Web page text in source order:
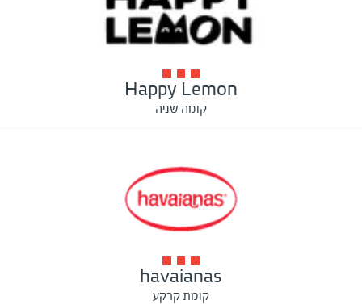
Happy Lemon
קומה שניה
havaianas
קומת קרקע